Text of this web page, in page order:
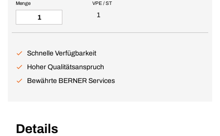
VPE / ST
1
Menge
Schnelle Verfügbarkeit
Hoher Qualitätsanspruch
Bewährte BERNER Services
Details